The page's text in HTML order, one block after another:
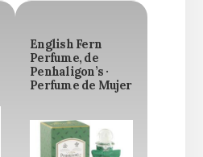
English Fern
Perfume, de
Penhaligon’s ·
Perfume de Mujer